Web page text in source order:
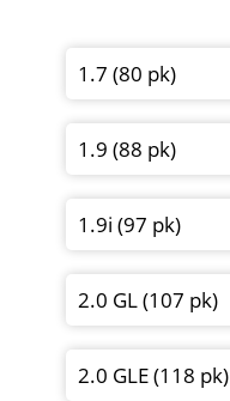
1.7 (80 pk)
1.9 (88 pk)
1.9i (97 pk)
2.0 GL (107 pk)
2.0 GLE (118 pk)